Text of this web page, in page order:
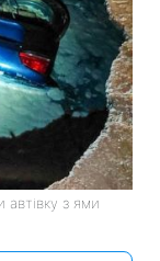
автівку з ями